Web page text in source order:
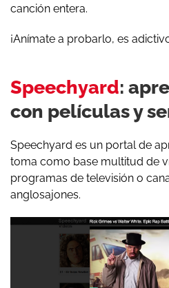
canción entera.
¡Anímate a probarlo, es
Speechyard:
con películas y
Speechyard es un portal de
toma como base multitud de
programas de televisión o
anglosajones.